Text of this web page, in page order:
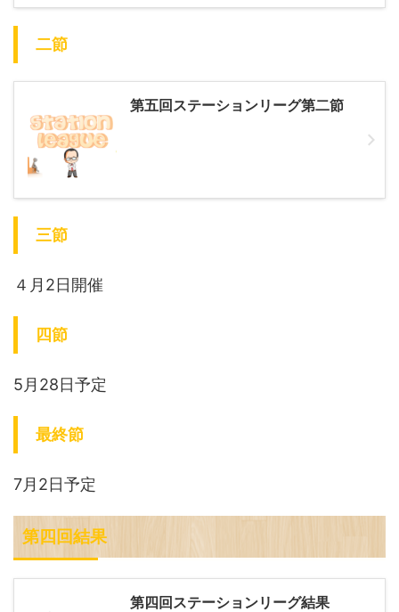
二節
第五回ステーションリーグ第二節
三節
４月2日開催
四節
5月28日予定
最終節
7月2日予定
第四回結果
第四回ステーションリーグ結果